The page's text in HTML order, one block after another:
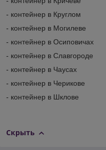
- контейнер в Круглом
- контейнер в Могилеве
- контейнер в Осиповичах
- контейнер в Славгороде
- контейнер в Чаусах
- контейнер в Черикове
- контейнер в Шклове
Скрыть